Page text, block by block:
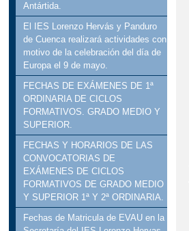
Antártida.
El IES Lorenzo Hervás y Panduro
de Cuenca realizará actividades con
motivo de la celebración del día de
Europa el 9 de mayo.
FECHAS DE EXÁMENES DE 1ª
ORDINARIA DE CICLOS
FORMATIVOS. GRADO MEDIO Y
SUPERIOR.
FECHAS Y HORARIOS DE LAS
CONVOCATORIAS DE
EXÁMENES DE CICLOS
FORMATIVOS DE GRADO MEDIO
Y SUPERIOR 1ª Y 2ª ORDINARIA.
Fechas de Matricula de EVAU en la